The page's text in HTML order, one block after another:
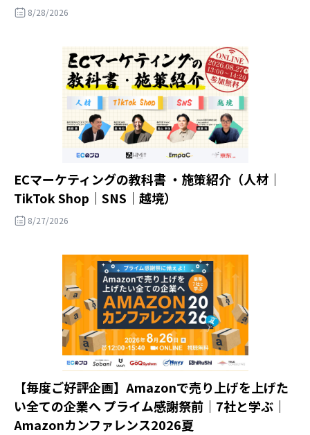
8/28/2026
ECマーケティングの教科書 ・施策紹介（人材｜
TikTok Shop｜SNS｜越境）
8/27/2026
【毎度ご好評企画】Amazonで売り上げを上げた
い全ての企業へ プライム感謝祭前｜7社と学ぶ｜
Amazonカンファレンス2026夏